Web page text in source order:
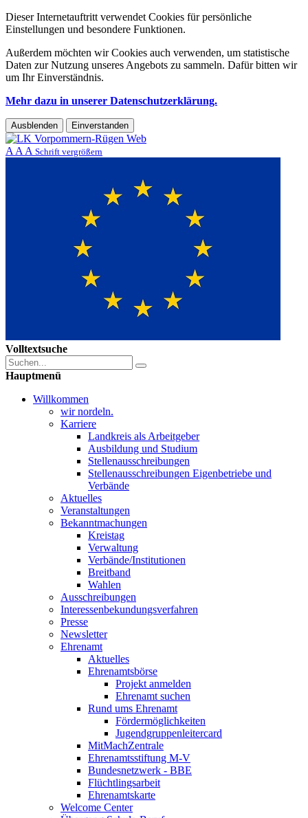
Dieser Internetauftritt verwendet Cookies für persönliche
Einstellungen und besondere Funktionen.
Außerdem möchten wir Cookies auch verwenden, um statistische
Daten zur Nutzung unseres Angebots zu sammeln. Dafür bitten wir
um Ihr Einverständnis.
Mehr dazu in unserer Datenschutzerklärung.
Ausblenden Einverstanden
A A A Schrift vergrößern
Volltextsuche
Hauptmenü
Willkommen
wir nordeln.
Karriere
Landkreis als Arbeitgeber
Ausbildung und Studium
Stellenausschreibungen
Stellenausschreibungen Eigenbetriebe und
Verbände
Aktuelles
Veranstaltungen
Bekanntmachungen
Kreistag
Verwaltung
Verbände/Institutionen
Breitband
Wahlen
Ausschreibungen
Interessen­bekundungsverfahren
Presse
Newsletter
Ehrenamt
Aktuelles
Ehrenamtsbörse
Projekt anmelden
Ehrenamt suchen
Rund ums Ehrenamt
Fördermöglichkeiten
Jugendgruppenleitercard
MitMachZentrale
Ehrenamtsstiftung M-V
Bundesnetzwerk - BBE
Flüchtlingsarbeit
Ehrenamtskarte
Welcome Center